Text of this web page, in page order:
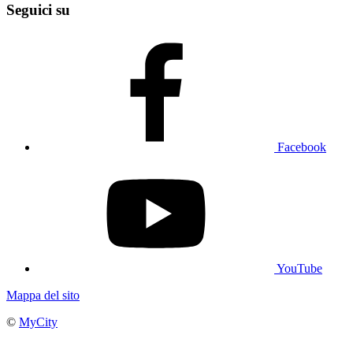
Seguici su
Facebook
YouTube
Mappa del sito
© MyCity